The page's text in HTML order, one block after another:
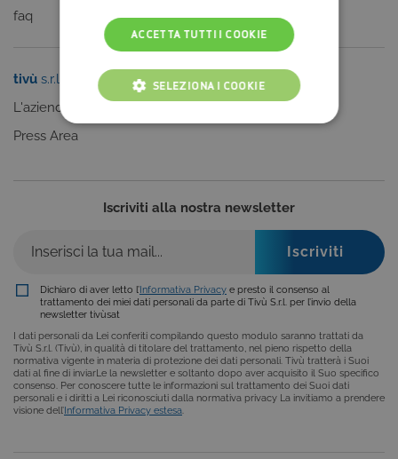
faq
tivù s.r.l.
L'azienda
Press Area
Sei un editore?
Iscriviti alla nostra newsletter
Dichiaro di aver letto l’Informativa Privacy e presto il consenso al
trattamento dei miei dati personali da parte di Tivù S.r.l. per l’invio della
newsletter tivùsat
I dati personali da Lei conferiti compilando questo modulo saranno trattati da
Tivù S.r.l. (Tivù), in qualità di titolare del trattamento, nel pieno rispetto della
normativa vigente in materia di protezione dei dati personali. Tivù tratterà i Suoi
dati al fine di inviarLe la newsletter e soltanto dopo aver acquisito il Suo specifico
consenso. Per conoscere tutte le informazioni sul trattamento dei Suoi dati
personali e i diritti a Lei riconosciuti dalla normativa privacy La invitiamo a prendere
visione dell’Informativa Privacy estesa
ACCETTA TUTTI I COOKIE
SELEZIONA I COOKIE
COOKIE TECNICI
Cookie tecnici
Cookie di profilazione
Funzionalità
Questi cookie sono necessari per il corretto
funzionamento del nostro sito e non possono
essere disattivati. Vengono impostati solo in
risposta ad azioni da te effettuate nel corso della